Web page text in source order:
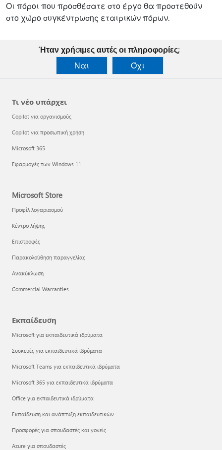
Οι πόροι που προσθέσατε στο έργο θα προστεθούν
στο χώρο συγκέντρωσης εταιρικών πόρων.
Ήταν χρήσιμες αυτές οι πληροφορίες;
Ναι
Όχι
Τι νέο υπάρχει
Copilot για οργανισμούς
Copilot για προσωπική χρήση
Microsoft 365
Εφαρμογές των Windows 11
Microsoft Store
Προφίλ λογαριασμού
Κέντρο λήψης
Επιστροφές
Παρακολούθηση παραγγελίας
Ανακύκλωση
Commercial Warranties
Εκπαίδευση
Microsoft για εκπαιδευτικά ιδρύματα
Συσκευές για εκπαιδευτικά ιδρύματα
Microsoft Teams για εκπαιδευτικά ιδρύματα
Microsoft 365 για εκπαιδευτικά ιδρύματα
Office για εκπαιδευτικά ιδρύματα
Εκπαίδευση και ανάπτυξη εκπαιδευτικών
Προσφορές για σπουδαστές και γονείς
Azure για σπουδαστές